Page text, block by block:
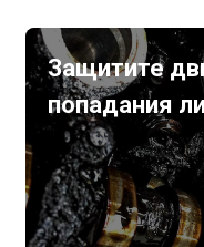
Защитите
попадания